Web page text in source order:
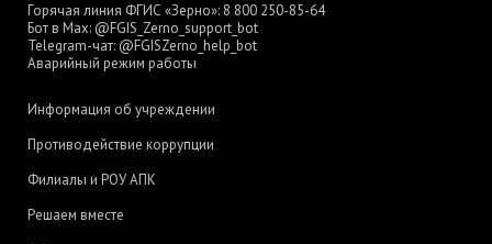
Горячая линия ФГИС «Зерно»: 8 800 250-85-64
Бот в Max: @FGIS_Zerno_support_bot
Telegram-чат: @FGISZerno_help_bot
Аварийный режим работы
Информация об учреждении
Противодействие коррупции
Филиалы и РОУ АПК
Решаем вместе